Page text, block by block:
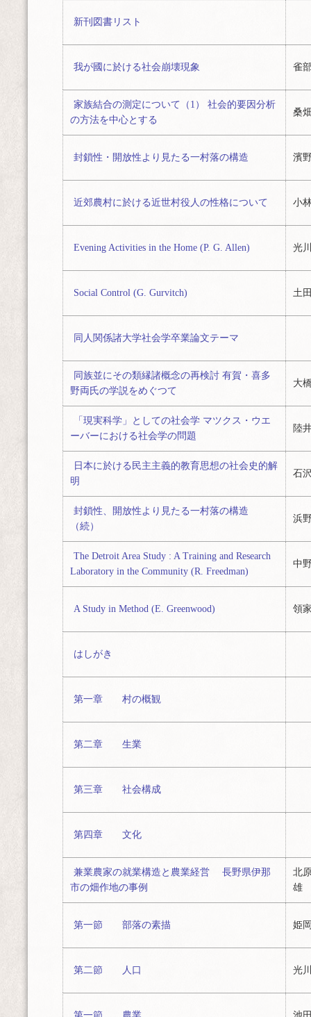
新刊図書リスト
我が國に於ける社会崩壊現象 雀
家族結合の測定について（1） 社会的要因分析
の方法を中心とする
桑
封鎖性・開放性より見たる一村落の構造 濱
近郊農村に於ける近世村役人の性格について 小
Evening Activities in the Home (P. G. Allen) 光
Social Control (G. Gurvitch) 土
同人関係諸大学社会学卒業論文テーマ
同族並にその類縁諸概念の再検討 有賀・喜多
野両氏の学説をめぐつて
大
「現実科学」としての社会学 マツクス・ウエ
ーバーにおける社会学の問題
陸
日本に於ける民主主義的教育思想の社会史的解
明
石
封鎖性、開放性より見たる一村落の構造
（続）
浜
The Detroit Area Study : A Training and Research
Laboratory in the Community (R. Freedman)
中
A Study in Method (E. Greenwood) 領
はしがき
第一章 村の概観
第二章 生業
第三章 社会構成
第四章 文化
兼業農家の就業構造と農業経営 長野県伊那
市の畑作地の事例
北
雄
第一節 部落の素描 姫
第二節 人口 光